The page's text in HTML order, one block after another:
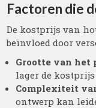
Factoren die
De kostprijs van
beïnvloed door
Grootte van het
lager de
Complexiteit
ontwerp kan